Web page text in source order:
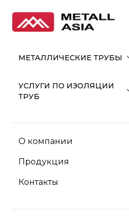
МЕТАЛЛИЧЕСКИЕ ТРУБЫ
УСЛУГИ ПО ИЗОЛЯЦИИ
ТРУБ
О компании
Продукция
Контакты